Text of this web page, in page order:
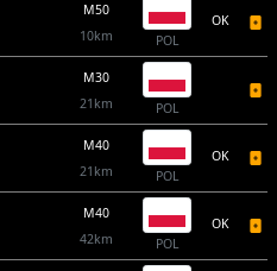
M50
10km
POL
OK
M30
21km
POL
M40
21km
POL
OK
M40
42km
POL
OK